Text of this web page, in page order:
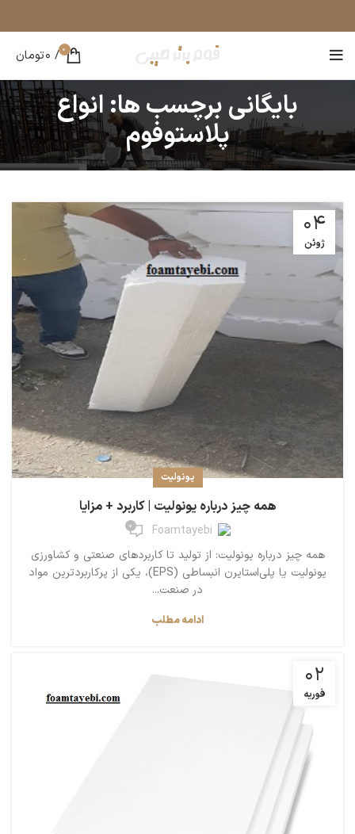
0
/
0تومان
بایگانی برچسب ها: انواع
پلاستوفوم
04
ژوئن
یونولیت
همه چیز درباره یونولیت | کاربرد + مزایا
Foamtayebi
0
همه چیز درباره یونولیت: از تولید تا کاربردهای صنعتی و کشاورزی
یونولیت یا پلی‌استایرن انبساطی (EPS)، یکی از پرکاربردترین مواد
در صنعت...
ادامه مطلب
02
فوریه